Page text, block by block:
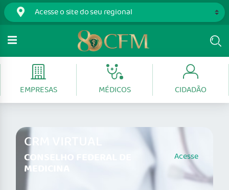
EMPRESAS MÉDICOS CIDADÃO
CRM VIRTUAL
CONSELHO FEDERAL DE
MEDICINA
Acesse